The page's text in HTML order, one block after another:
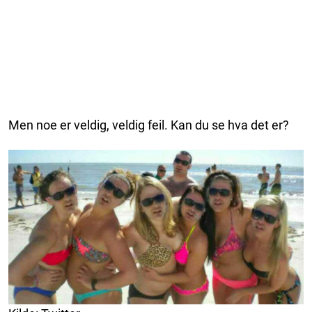
Men noe er veldig, veldig feil. Kan du se hva det er?